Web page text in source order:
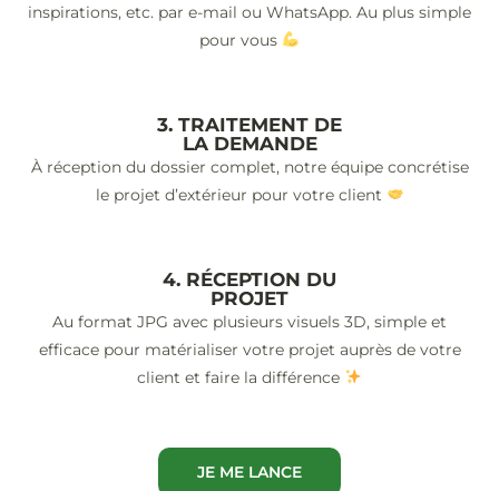
inspirations, etc. par e-mail ou WhatsApp. Au plus simple
pour vous
3. TRAITEMENT DE
LA DEMANDE
À réception du dossier complet, notre équipe concrétise
le projet d’extérieur pour votre client
4. RÉCEPTION DU
PROJET
Au format JPG avec plusieurs visuels 3D, simple et
efficace pour matérialiser votre projet auprès de votre
client et faire la différence
JE ME LANCE